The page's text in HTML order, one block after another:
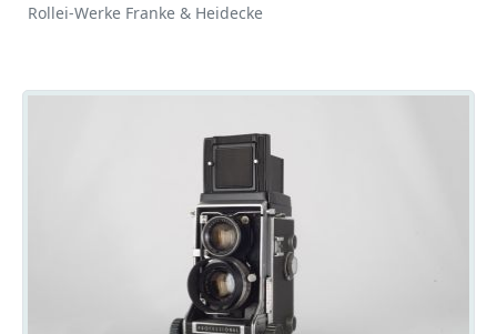
Rollei-Werke Franke & Heidecke